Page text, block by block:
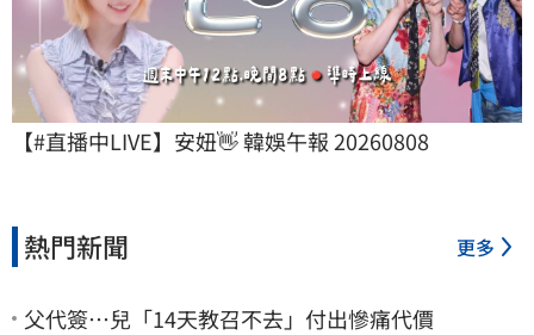
【#直播中LIVE】安妞👋 韓娛午報 20260808
熱門新聞 更多
父代簽…兒「14天教召不去」付出慘痛代價